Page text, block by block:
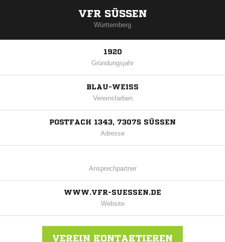
VFR SÜSSEN
Württemberg
1920
Gründungsjahr
BLAU-WEISS
Vereinsfarben
POSTFACH 1343, 73075 SÜSSEN
Adresse
Ansprechpartner
WWW.VFR-SUESSEN.DE
Website
VEREIN KONTAKTIEREN